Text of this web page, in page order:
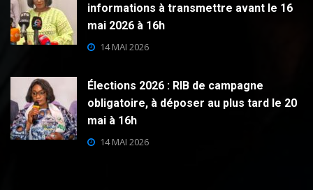
informations à transmettre avant le 16
mai 2026 à 16h
14 MAI 2026
Élections 2026 : RIB de campagne
obligatoire, à déposer au plus tard le 20
mai à 16h
14 MAI 2026